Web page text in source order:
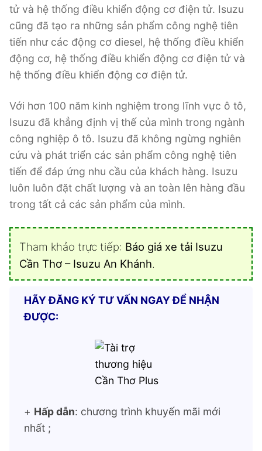
tử và hệ thống điều khiển động cơ điện tử. Isuzu
cũng đã tạo ra những sản phẩm công nghệ tiên
tiến như các động cơ diesel, hệ thống điều khiển
động cơ, hệ thống điều khiển động cơ điện tử và
hệ thống điều khiển động cơ điện tử.
Với hơn 100 năm kinh nghiệm trong lĩnh vực ô tô,
Isuzu đã khẳng định vị thế của mình trong ngành
công nghiệp ô tô. Isuzu đã không ngừng nghiên
cứu và phát triển các sản phẩm công nghệ tiên
tiến để đáp ứng nhu cầu của khách hàng. Isuzu
luôn luôn đặt chất lượng và an toàn lên hàng đầu
trong tất cả các sản phẩm của mình.
Tham khảo trực tiếp: Báo giá xe tải Isuzu
Cần Thơ – Isuzu An Khánh.
HÃY ĐĂNG KÝ TƯ VẤN NGAY ĐỂ NHẬN
ĐƯỢC:
+ Hấp dẫn: chương trình khuyến mãi mới
nhất ;